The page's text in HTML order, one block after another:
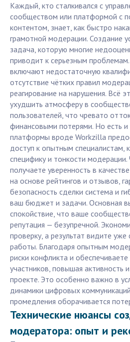
Каждый, кто сталкивался с
сообществом или платформой с
контентом, знает, как быстро
грамотной модерации. Создание
задача, которую многие
приводит к серьезным
включают недостаточную
отсутствие чётких правил
реагирование на нарушения. Всё
ухудшить атмосферу в
пользователей, что чревато
финансовыми потерями. Но есть
платформы вроде Workzilla
доступ к опытным специалистам,
специфику и тонкости
получаете уверенность в
на основе рейтингов и отзывов,
безопасность сделки система и
ваш бюджет и задачи. Основная
спокойствие, что ваше
репутация — безупречной.
проверку, а результат видите уже
работы. Благодаря опытным
риски конфликта и
участников, повышая активность
проекте. Это особенно важно в
динамики цифровых
промедления оборачивается
Технические нюансы
модератора: опыт и